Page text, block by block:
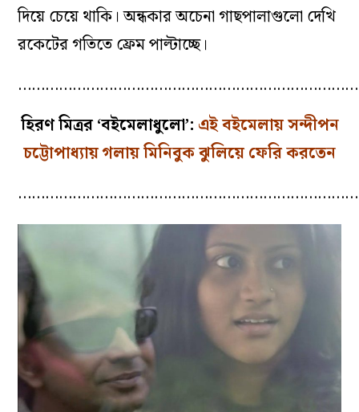
দিয়ে চেয়ে থাকি। অন্ধকার অচেনা গাছপালাগুলো দেখি
রকেটের গতিতে ফ্রেম পাল্টাচ্ছে।
হিরণ মিত্রর ‘বইমেলাধুলো’: এই বইমেলায় সন্দীপন
চট্টোপাধ্যায় গলায় মিনিবুক ঝুলিয়ে ফেরি করতেন